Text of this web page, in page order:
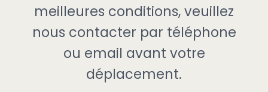
meilleures conditions, veuillez
nous contacter par téléphone
ou email avant votre
déplacement.